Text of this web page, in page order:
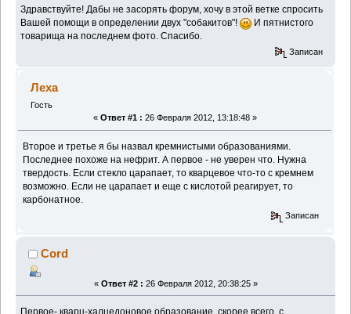
Здравствуйте! Дабы не засорять форум, хочу в этой ветке спросить
Вашей помощи в определении двух "собакитов"!
И пятнистого
товарища на последнем фото. Спасибо.
Записан
Леха
Гость
« Ответ #1 : 26 Февраля 2012, 13:18:48 »
Второе и третье я бы назвал кремнистыми образованиями.
Последнее похоже на нефрит. А первое - не уверен что. Нужна
твердость. Если стекло царапает, то кварцевое что-то с кремнем
возможно. Если не царапает и еще с кислотой реагирует, то
карбонатное.
Записан
Cord
« Ответ #2 : 26 Февраля 2012, 20:38:25 »